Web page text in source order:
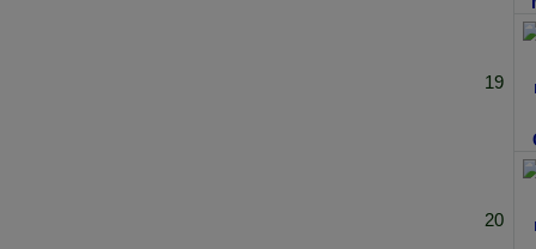
19
20